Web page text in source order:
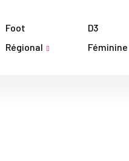
Foot
Régional
D3
Féminine